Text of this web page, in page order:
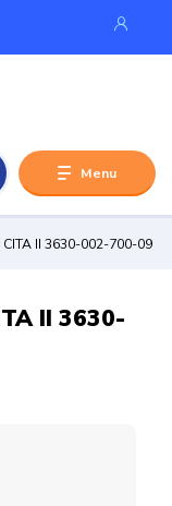
Menu
II 3630-002-700-09
II 3630-